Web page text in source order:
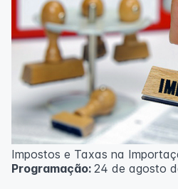
Impostos e Taxas na
Programação: 24 de agosto